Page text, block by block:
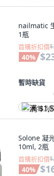
nailmatic
1瓶
首購折扣價
40%
暫時缺貨
满
Solone 凝
10ml, 2瓶
首購折扣價
40%